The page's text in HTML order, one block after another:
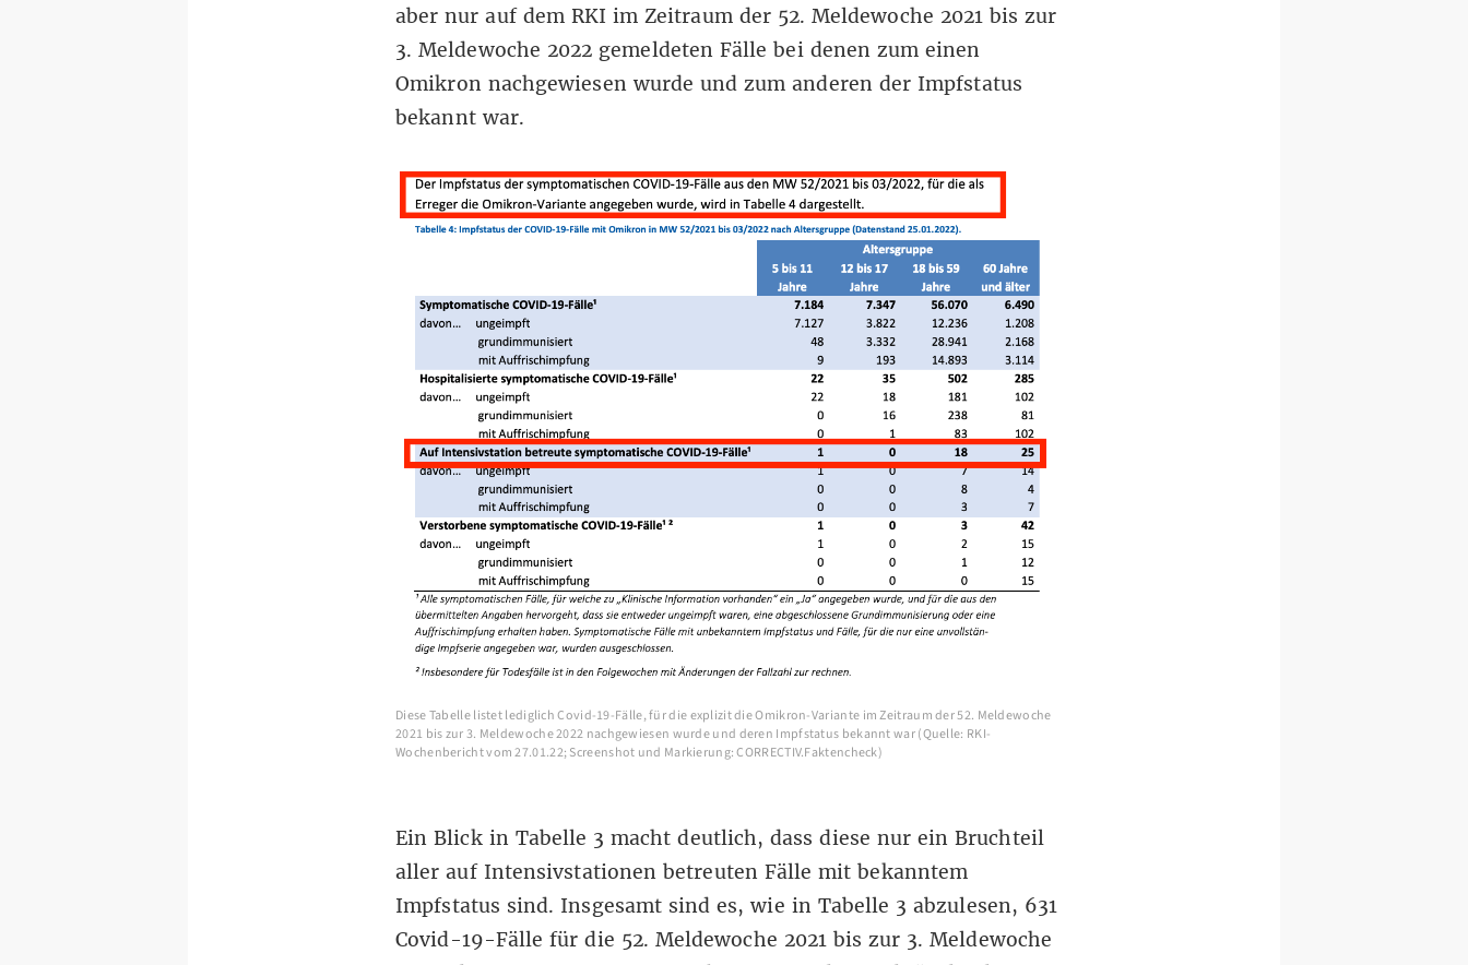
aber nur aufdem RKI im Zeitraum der 52. Meldewoche 2021 bis zur
3. Meldewoche 2022 gemeldeten Fälle bei denen zum einen
Omikron nachgewiesen wurde und zum anderen der Impfstatus
bekannt war.
Diese Tabelle listet lediglich Covid-19-Fälle, für die explizit die Omikron-Variante im Zeitraum der 52. Meldewoche
2021 bis zur 3. Meldewoche 2022 nachgewiesen wurdeund deren Impfstatus bekannt war(Quelle: RKI-
Wochenbericht vom 27.01.22; Screenshot und Markierung: CORRECTIV.Faktencheck)
Ein Blick in Tabelle 3 macht deutlich, dass diese nur ein Bruchteil
aller auf Intensivstationen betreuten Fällemit bekanntem
Impfstatus sind. Insgesamt sind es, wie in Tabelle 3 abzulesen, 631
Covid-19-Fällefür die 52. Meldewoche 2021 bis zur 3. Meldewoche